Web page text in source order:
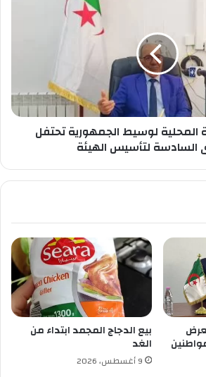
المحلية لوسيط الجمهورية تحتفل
السادسة لتأسيس الهيئة
بيع الدجاج المجمد ابتداء من
الغد
9 أغسطس، 2026